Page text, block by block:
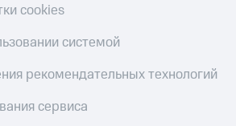
cookies
системой
рекомендательных технологий
сервиса